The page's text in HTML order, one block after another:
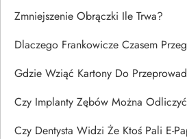
Zmniejszenie Obrączki Ile Trwa?
Dlaczego Frankowicze Czasem
Gdzie Wziąć Kartony Do
Czy Implanty Zębów Można
Czy Dentysta Widzi Że Ktoś Pali E-